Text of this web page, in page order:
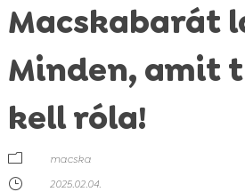
Macskabarát
Minden, amit
kell róla!
m
macska
}
2025.02.04.